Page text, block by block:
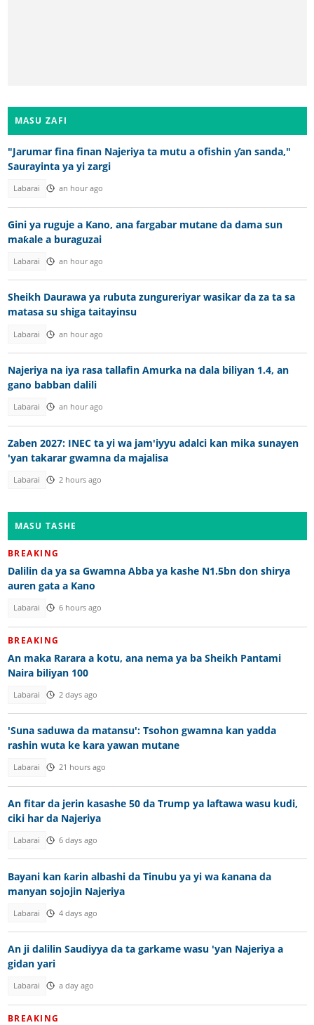
MASU ZAFI
"Jarumar fina finan Najeriya ta mutu a ofishin ƴan sanda,"
Saurayinta ya yi zargi
Labarai an hour ago
Gini ya ruguje a Kano, ana fargabar mutane da dama sun
maƙale a buraguzai
Labarai an hour ago
Sheikh Daurawa ya rubuta zungureriyar wasikar da za ta sa
matasa su shiga taitayinsu
Labarai an hour ago
Najeriya na iya rasa tallafin Amurka na dala biliyan 1.4, an
gano babban dalili
Labarai an hour ago
Zaben 2027: INEC ta yi wa jam'iyyu adalci kan mika sunayen
'yan takarar gwamna da majalisa
Labarai 2 hours ago
MASU TASHE
BREAKING
Dalilin da ya sa Gwamna Abba ya kashe N1.5bn don shirya
auren gata a Kano
Labarai 6 hours ago
BREAKING
An maka Rarara a kotu, ana nema ya ba Sheikh Pantami
Naira biliyan 100
Labarai 2 days ago
'Suna saduwa da matansu': Tsohon gwamna kan yadda
rashin wuta ke kara yawan mutane
Labarai 21 hours ago
An fitar da jerin kasashe 50 da Trump ya laftawa wasu kudi,
ciki har da Najeriya
Labarai 6 days ago
Bayani kan ƙarin albashi da Tinubu ya yi wa ƙanana da
manyan sojojin Najeriya
Labarai 4 days ago
An ji dalilin Saudiyya da ta garkame wasu 'yan Najeriya a
gidan yari
Labarai a day ago
BREAKING